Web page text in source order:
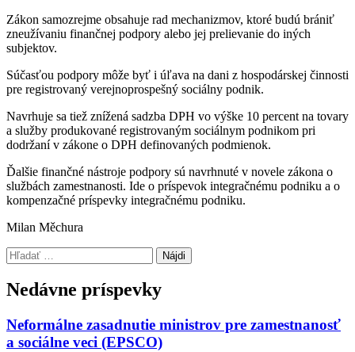
Zákon samozrejme obsahuje rad mechanizmov, ktoré budú brániť
zneužívaniu finančnej podpory alebo jej prelievanie do iných
subjektov.
Súčasťou podpory môže byť i úľava na dani z hospodárskej činnosti
pre registrovaný verejnoprospešný sociálny podnik.
Navrhuje sa tiež znížená sadzba DPH vo výške 10 percent na tovary
a služby produkované registrovaným sociálnym podnikom pri
dodržaní v zákone o DPH definovaných podmienok.
Ďalšie finančné nástroje podpory sú navrhnuté v novele zákona o
službách zamestnanosti. Ide o príspevok integračnému podniku a o
kompenzačné príspevky integračnému podniku.
Milan Měchura
Preskočiť
späť
na
hlavnú
Hľadať:
Nedávne príspevky
Neformálne zasadnutie ministrov pre zamestnanosť
a sociálne veci (EPSCO)